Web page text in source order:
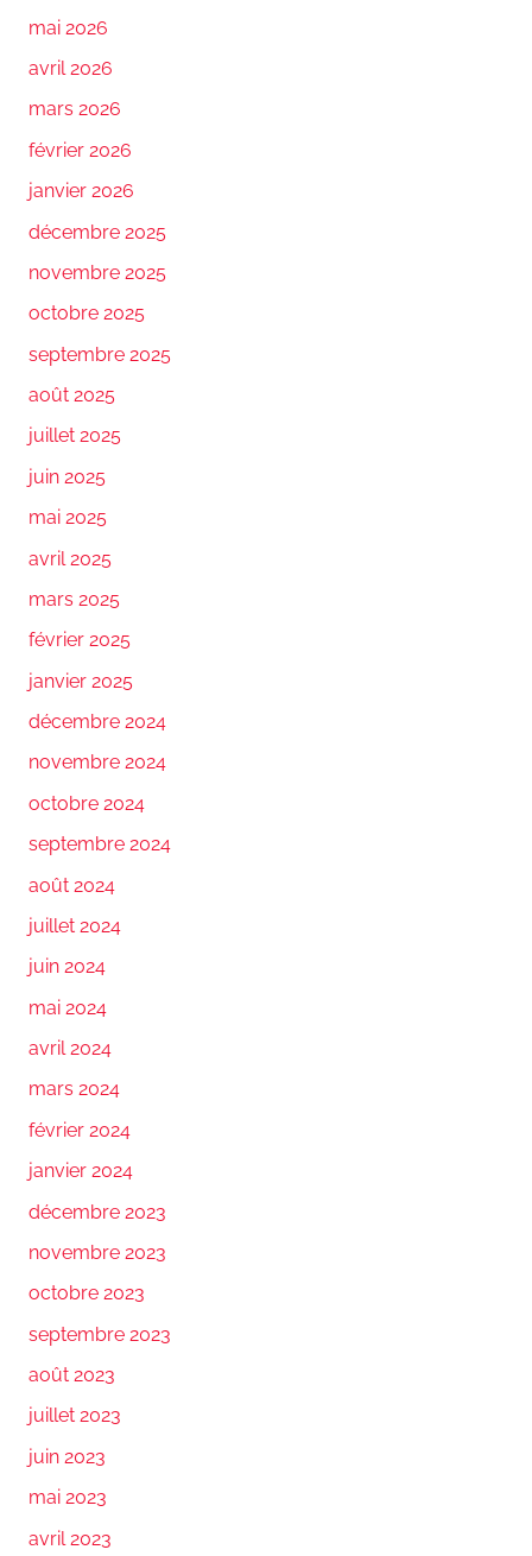
mai 2026
avril 2026
mars 2026
février 2026
janvier 2026
décembre 2025
novembre 2025
octobre 2025
septembre 2025
août 2025
juillet 2025
juin 2025
mai 2025
avril 2025
mars 2025
février 2025
janvier 2025
décembre 2024
novembre 2024
octobre 2024
septembre 2024
août 2024
juillet 2024
juin 2024
mai 2024
avril 2024
mars 2024
février 2024
janvier 2024
décembre 2023
novembre 2023
octobre 2023
septembre 2023
août 2023
juillet 2023
juin 2023
mai 2023
avril 2023